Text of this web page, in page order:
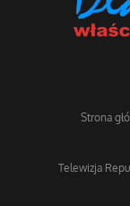
Strona
Telewizja